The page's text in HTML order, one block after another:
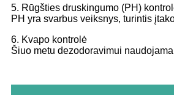
5. Rūgšties druskingumo (PH)
PH yra svarbus veiksnys, turintis
6. Kvapo kontrolė
Šiuo metu dezodoravimui